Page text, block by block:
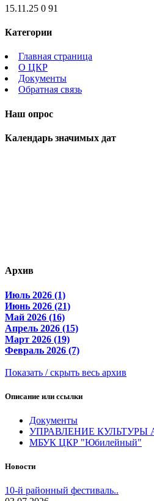
15.11.25 0 91
Категории
Главная страница
О ЦКР
Документы
Обратная связь
Наш опрос
Календарь значимых дат
Архив
Июль 2026 (1)
Июнь 2026 (21)
Май 2026 (16)
Апрель 2026 (15)
Март 2026 (19)
Февраль 2026 (7)
Показать / скрыть весь архив
Описание или ссылки
Документы
УПРАВЛЕНИЕ
МБУК ЦКР "Юбилейный"
Новости
10-й районный фестиваль..